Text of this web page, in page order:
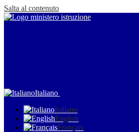
Salta al contenuto
Italiano
Italiano
English
Français